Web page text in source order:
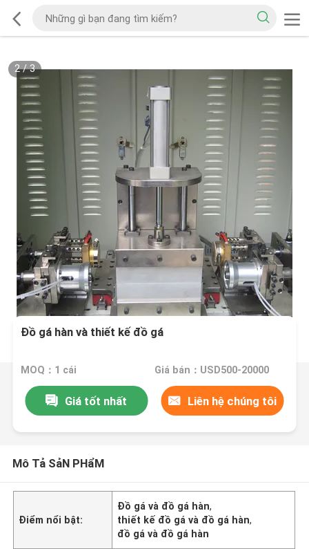
2/3
Đồ gá hàn và thiết kế đồ gá
MOQ：1 cái Giá bán：USD500-20000
Giá tốt nhất Liên hệ chúng tôi
Mô Tả SảN PHẩM
Điểm nổi bật:
Đồ gá và đồ gá hàn,
thiết kế đồ gá và đồ gá hàn,
đồ gá và đồ gá hàn